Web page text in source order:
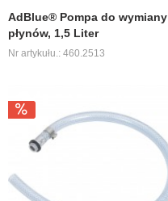
AdBlue® Pompa do wymiany
płynów, 1,5 Liter
Nr artykułu.: 460.2513